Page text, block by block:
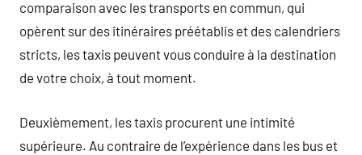
comparaison avec les transports en commun, qui
opèrent sur des itinéraires préétablis et des calendriers
stricts, les taxis peuvent vous conduire à la destination
de votre choix, à tout moment.
Deuxièmement, les taxis procurent une intimité
supérieure. Au contraire de l’expérience dans les bus et